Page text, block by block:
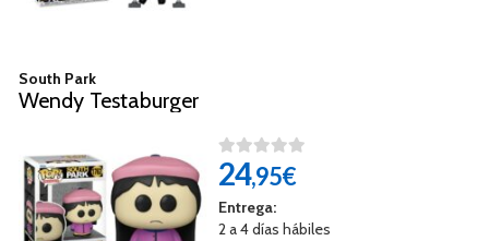
South Park
Wendy Testaburger
24,95€
Entrega:
2 a 4 días hábiles